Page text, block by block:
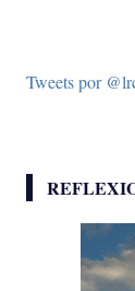
Tweets por